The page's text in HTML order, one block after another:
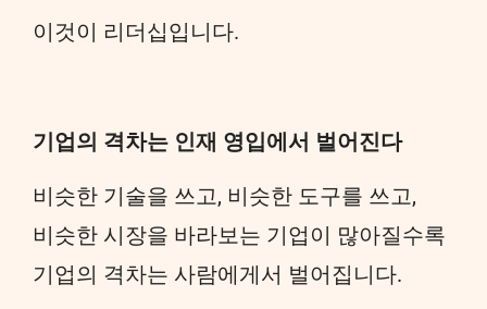
이것이 리더십입니다.
기업의 격차는 인재 영입에서 벌어진다
비슷한 기술을 쓰고, 비슷한 도구를 쓰고,
비슷한 시장을 바라보는 기업이 많아질수록
기업의 격차는 사람에게서 벌어집니다.